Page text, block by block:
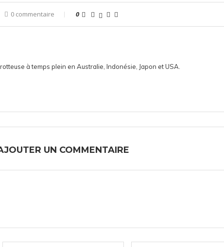
0 commentaire 0
à temps plein en Australie, Indonésie, Japon et USA.
UN COMMENTAIRE